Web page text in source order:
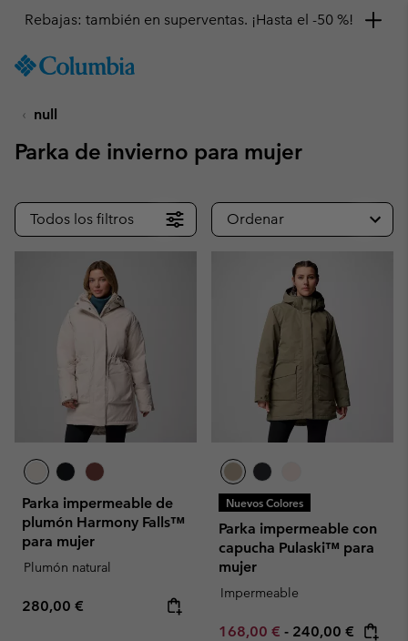
TO
SKIP
MAIN
SKIP
TO
SEARCH
null
Parka de invierno para mujer
Todos los filtros Ordenar
Parka impermeable de
plumón Harmony Falls™
para mujer
Plumón natural
Regular price:
280,00 €
Nuevos Colores
Parka impermeable con
capucha Pulaski™ para
mujer
Impermeable
Minimum sale price:
168,00 € - Maximum price:
240,00 €